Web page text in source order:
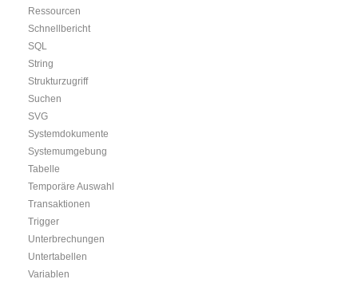
Ressourcen
Schnellbericht
SQL
String
Strukturzugriff
Suchen
SVG
Systemdokumente
Systemumgebung
Tabelle
Temporäre Auswahl
Transaktionen
Trigger
Unterbrechungen
Untertabellen
Variablen